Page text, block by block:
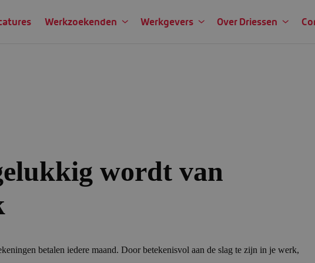
Werkzoekenden Werkgevers Over Driessen
wordt van
betalen iedere maand. Door betekenisvol aan de slag te zijn in je werk,